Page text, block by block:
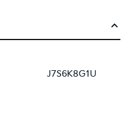
J7S6K8G1U